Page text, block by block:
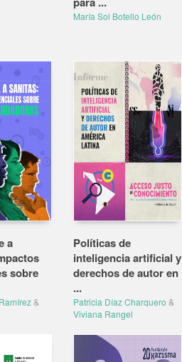
María Sol Botello León
a
sobre
&
Políticas de
inteligencia artificial y
derechos de autor en
...
Patricia Díaz Charquero &
Viviana Rangel